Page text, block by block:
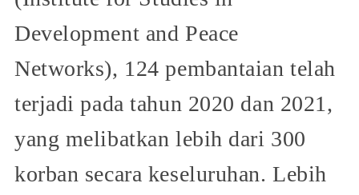
Development and Peace
Networks), 124 pembantaian telah
terjadi pada tahun 2020 dan 2021,
yang melibatkan lebih dari 300
korban secara keseluruhan. Lebih